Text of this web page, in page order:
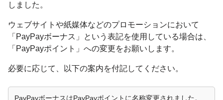
しました。
ウェブサイトや紙媒体などのプロモーションにおいて
「PayPayボーナス」という表記を使用している場合は、
「PayPayポイント」への変更をお願いします。
必要に応じて、以下の案内を付記してください。
PayPayボーナスはPayPayポイントに名称変更されました。